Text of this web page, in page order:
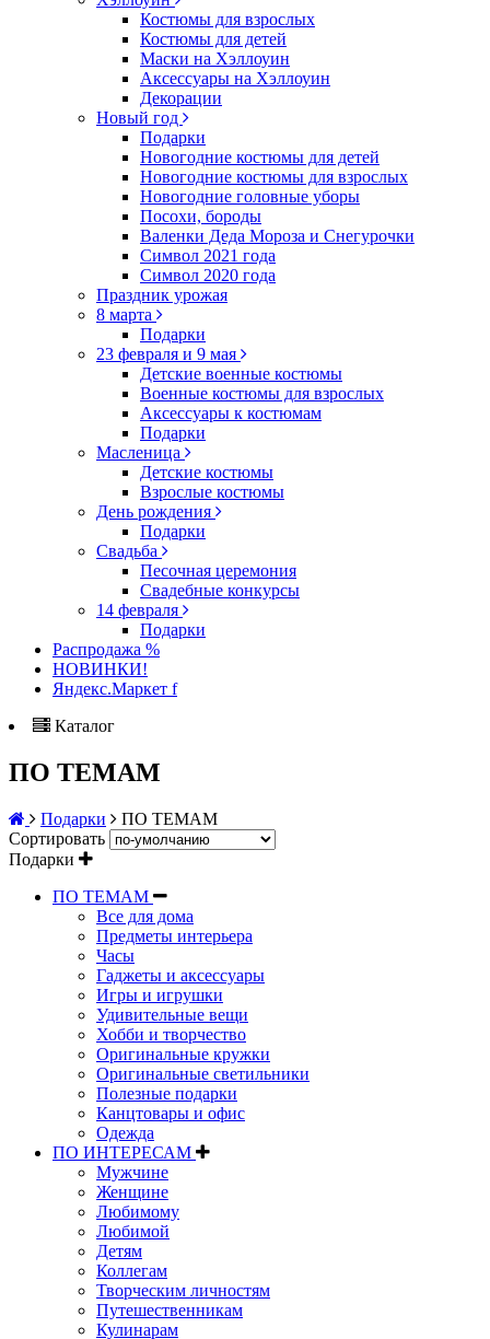
Костюмы для взрослых
Костюмы для детей
Маски на Хэллоуин
Аксессуары на Хэллоуин
Декорации
Новый год
Подарки
Новогодние костюмы для детей
Новогодние костюмы для взрослых
Новогодние головные уборы
Посохи, бороды
Валенки Деда Мороза и Снегурочки
Символ 2021 года
Символ 2020 года
Праздник урожая
8 марта
Подарки
23 февраля и 9 мая
Детские военные костюмы
Военные костюмы для взрослых
Аксессуары к костюмам
Подарки
Масленица
Детские костюмы
Взрослые костюмы
День рождения
Подарки
Свадьба
Песочная церемония
Свадебные конкурсы
14 февраля
Подарки
Распродажа %
НОВИНКИ!
Яндекс.Маркет f
Каталог
ПО ТЕМАМ
Подарки
ПО ТЕМАМ
Сортировать
Подарки
ПО ТЕМАМ
Все для дома
Предметы интерьера
Часы
Гаджеты и аксессуары
Игры и игрушки
Удивительные вещи
Хобби и творчество
Оригинальные кружки
Оригинальные светильники
Полезные подарки
Канцтовары и офис
Одежда
ПО ИНТЕРЕСАМ
Мужчине
Женщине
Любимому
Любимой
Детям
Коллегам
Творческим личностям
Путешественникам
Кулинарам